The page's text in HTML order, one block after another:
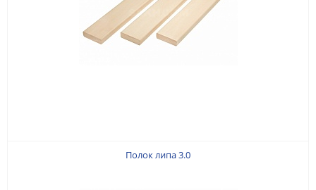
Полок липа 3.0